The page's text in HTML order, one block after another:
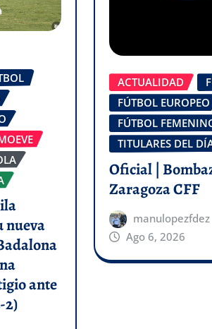
nueva
ante
2)
ACTUALIDAD
FÚTBOL EUROPEO
FÚTBOL
TITULARES DEL
Oficial |
Zaragoza CFF
manulopezfdez
Ago 6, 2026